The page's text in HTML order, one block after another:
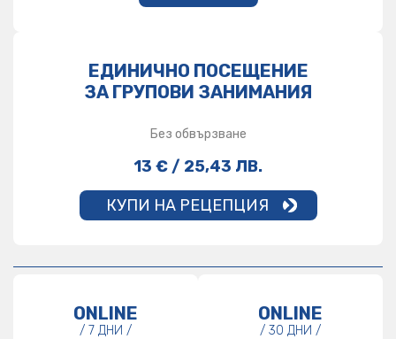
ЕДИНИЧНО ПОСЕЩЕНИЕ
ЗА ГРУПОВИ ЗАНИМАНИЯ
Без обвързване
13 € / 25,43 ЛВ.
КУПИ НА РЕЦЕПЦИЯ
ONLINE
/ 7 ДНИ /
ONLINE
/ 30 ДНИ /